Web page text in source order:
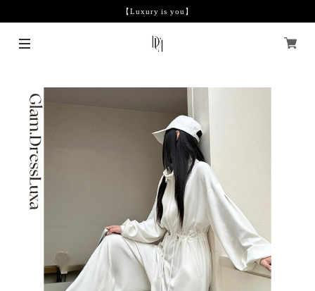
【Luxury is you】